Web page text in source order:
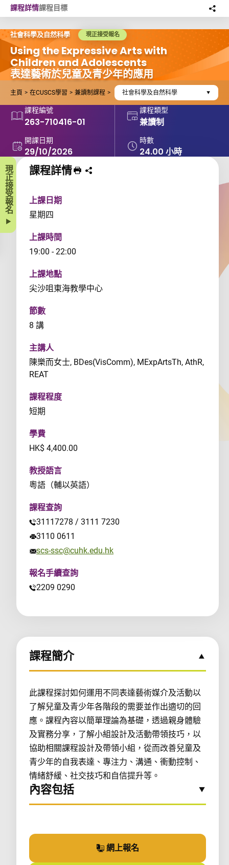
Skip to main content
社會科學及自然科學 現正接受報名
Using the Expressive Arts with
Children and Adolescents
表達藝術於兒童及青少年的應用
主頁 在CUSCS學習 兼讀制課程 社會科學及自然科學
課程編號
263-710416-01
課程類型
兼讀制
開課日期
29/10/2026
時數
24.00 小時
課程詳情課程目標
現正接受報名 課程詳情 列印 課程
分享課程至
上課日期
星期四
上課時間
19:00 - 22:00
上課地點
尖沙咀東海教學中心
節數
8 講
主講人
陳樂而女士, BDes(VisComm), MExpArtsTh, AthR,
REAT
課程程度
短期
學費
HK$ 4,400.00
教授語言
粵語（輔以英語）
課程查詢
31117278 / 3111 7230
3110 0611
scs-ssc@cuhk.edu.hk
報名手續查詢
2209 0290
課程簡介
此課程探討如何運用不同表達藝術媒介及活動以
了解兒童及青少年各階段的需要並作出適切的回
應。課程內容以簡單理論為基礎，透過親身體驗
及實務分享，了解小組設計及活動帶領技巧，以
協助相關課程設計及帶領小組，從而改善兒童及
青少年的自我表達、專注力、溝通、衝動控制、
情緒舒緩、社交技巧和自信提升等。
內容包括
網上報名